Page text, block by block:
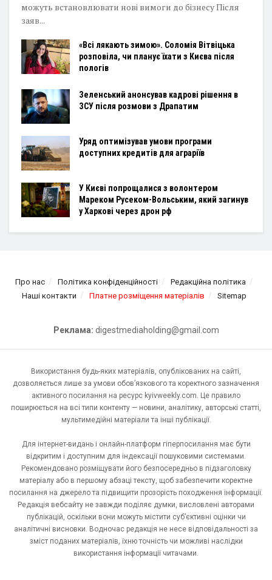
можуть встановлювати нові вимоги до бізнесу Після
заяв...
«Всі лякають зимою». Соломія Вітвіцька
розповіла, чи планує їхати з Києва після
пологів
Зеленський анонсував кадрові рішення в
ЗСУ після розмови з Драпатим
Уряд оптимізував умови програми
доступних кредитів для аграріїв
У Києві попрощалися з волонтером
Мареком Русеком-Вольським, який загинув
у Харкові через дрон рф
Про нас Політика конфіденційності
Редакційна політика
Наші контакти
Платне розміщення матеріалів Sitemap
Реклама: digestmediaholding@gmail.com
Використання будь-яких матеріалів, опублікованих на сайті,
дозволяється лише за умови обов’язкового та коректного зазначення
активного посилання на ресурс kyivweekly.com. Це правило
поширюється на всі типи контенту — новини, аналітику, авторські статті,
мультимедійні матеріали та інші публікації.
Для інтернет-видань і онлайн-платформ гіперпосилання має бути
відкритим і доступним для індексації пошуковими системами.
Рекомендовано розміщувати його безпосередньо в підзаголовку
матеріалу або в першому абзаці тексту, щоб забезпечити коректне
посилання на джерело та підвищити прозорість походження інформації.
Редакція вебсайту не завжди поділяє думки, висловлені авторами
публікацій, оскільки вони можуть містити суб’єктивні оцінки чи
аналітичні висновки. Водночас редакція не несе відповідальності за
зміст поданих матеріалів, їхню точність чи можливі наслідки
використання інформації читачами.